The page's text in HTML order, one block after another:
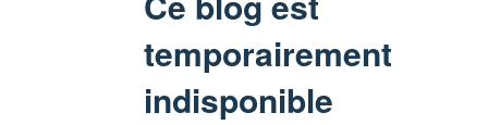
temporairement
indisponible